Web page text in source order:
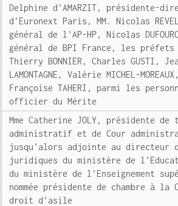
Delphine d'AMARZIT, présidente-
d'Euronext Paris, MM. Nicolas
général de l'AP-HP, Nicolas
général de BPI France, les préfets
Thierry BONNIER, Charles GUSTI,
LAMONTAGNE, Valérie MICHEL-
Françoise TAHERI, parmi les
officier du Mérite
Mme Catherine JOLY, présidente de
administratif et de Cour
jusqu'alors adjointe au directeur
juridiques du ministère de
du ministère de l'Enseignement
nommée présidente de chambre à la
droit d'asile